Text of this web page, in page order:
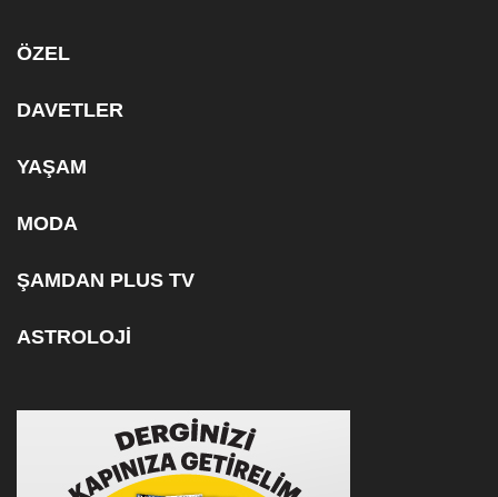
ÖZEL
DAVETLER
YAŞAM
MODA
ŞAMDAN PLUS TV
ASTROLOJİ